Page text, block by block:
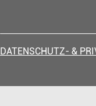
DATENSCHUTZ- &